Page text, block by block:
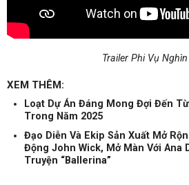
Trailer Phi Vụ
XEM THÊM:
Loạt Dự Án Đáng Mong Đợi Đến
Trong Năm 2025
Đạo Diễn Và Ekip Sản Xuất Mở
Động John Wick, Mở Màn Với Ana
Truyện “Ballerina”